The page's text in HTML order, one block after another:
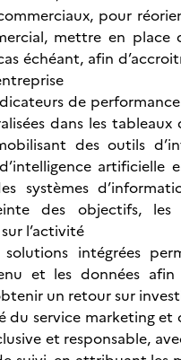
pour
mettre en place
échéant, afin
de performance
dans les
des outils
artificielle
systèmes
des objectifs,
l’activité
intégrées
et les données afin
un retour sur
du service marketing et
et responsable,